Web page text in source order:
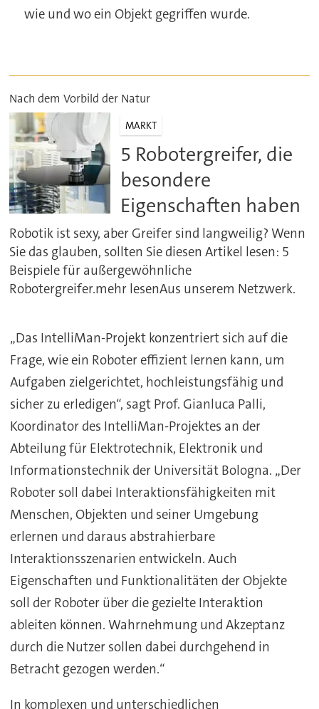
wie und wo ein Objekt gegriffen wurde.
Nach dem Vorbild der Natur
MARKT
5 Robotergreifer, die
besondere
Eigenschaften haben
Robotik ist sexy, aber Greifer sind langweilig? Wenn
Sie das glauben, sollten Sie diesen Artikel lesen: 5
Beispiele für außergewöhnliche
Robotergreifer.mehr lesenAus unserem Netzwerk.
„Das IntelliMan-Projekt konzentriert sich auf die
Frage, wie ein Roboter effizient lernen kann, um
Aufgaben zielgerichtet, hochleistungsfähig und
sicher zu erledigen“, sagt Prof. Gianluca Palli,
Koordinator des IntelliMan-Projektes an der
Abteilung für Elektrotechnik, Elektronik und
Informationstechnik der Universität Bologna. „Der
Roboter soll dabei Interaktionsfähigkeiten mit
Menschen, Objekten und seiner Umgebung
erlernen und daraus abstrahierbare
Interaktionsszenarien entwickeln. Auch
Eigenschaften und Funktionalitäten der Objekte
soll der Roboter über die gezielte Interaktion
ableiten können. Wahrnehmung und Akzeptanz
durch die Nutzer sollen dabei durchgehend in
Betracht gezogen werden.“
In komplexen und unterschiedlichen